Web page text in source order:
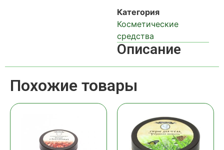
Категория
Косметические
средства
Описание
Похожие товары